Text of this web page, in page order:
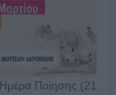
Ποίησης (21